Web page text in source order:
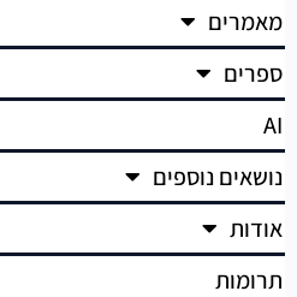
מאמרים
ספרים
AI
נושאים נוספים
אודות
תרומות